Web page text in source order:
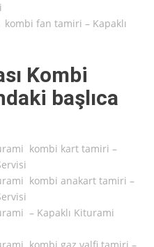
fan tamiri – Kapaklı
Kombi
başlıca
kombi kart tamiri –
kombi anakart tamiri –
– Kapaklı Kiturami